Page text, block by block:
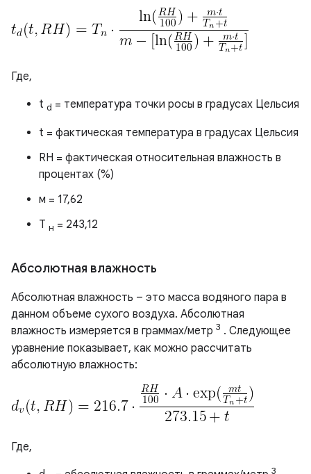
Где,
t d = температура точки росы в градусах Цельсия
t = фактическая температура в градусах Цельсия
RH = фактическая относительная влажность в
процентах (%)
м = 17,62
Т н = 243,12
Абсолютная влажность
Абсолютная влажность – это масса водяного пара в
данном объеме сухого воздуха. Абсолютная
влажность измеряется в граммах/метр 3 . Следующее
уравнение показывает, как можно рассчитать
абсолютную влажность:
Где,
3